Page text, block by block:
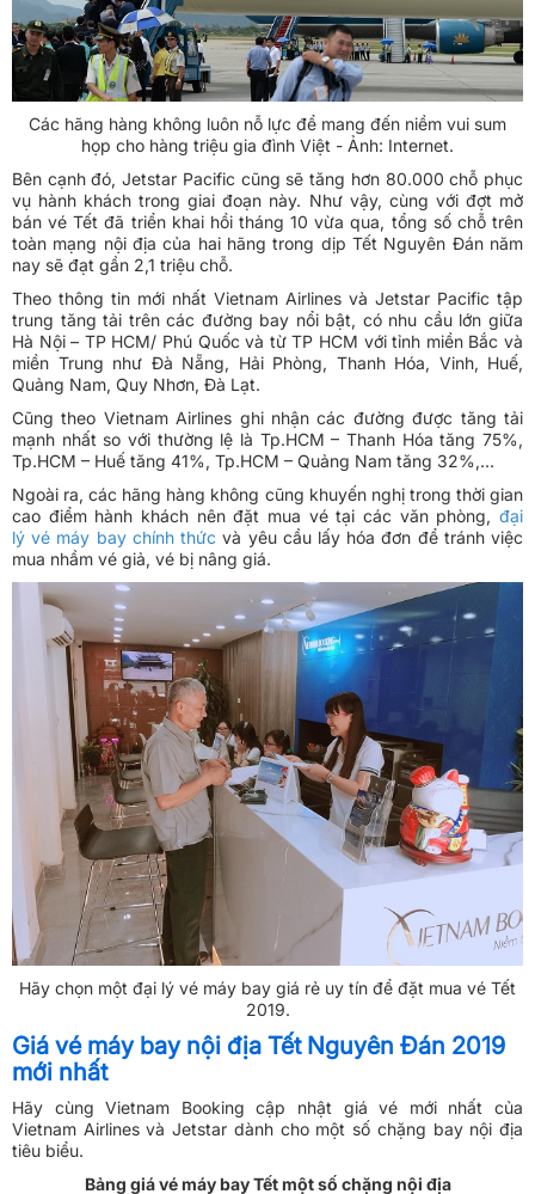
Các hãng hàng không luôn nỗ lực để mang đến niềm vui sum
họp cho hàng triệu gia đình Việt - Ảnh: Internet.
Bên cạnh đó, Jetstar Pacific cũng sẽ tăng hơn 80.000 chỗ phục
vụ hành khách trong giai đoạn này. Như vậy, cùng với đợt mở
bán vé Tết đã triển khai hồi tháng 10 vừa qua, tổng số chỗ trên
toàn mạng nội địa của hai hãng trong dịp Tết Nguyên Đán năm
nay sẽ đạt gần 2,1 triệu chỗ.
Theo thông tin mới nhất Vietnam Airlines và Jetstar Pacific tập
trung tăng tải trên các đường bay nổi bật, có nhu cầu lớn giữa
Hà Nội – TP HCM/ Phú Quốc và từ TP HCM với tỉnh miền Bắc và
miền Trung như Đà Nẵng, Hải Phòng, Thanh Hóa, Vinh, Huế,
Quảng Nam, Quy Nhơn, Đà Lạt.
Cũng theo Vietnam Airlines ghi nhận các đường được tăng tải
mạnh nhất so với thường lệ là Tp.HCM – Thanh Hóa tăng 75%,
Tp.HCM – Huế tăng 41%, Tp.HCM – Quảng Nam tăng 32%,...
Ngoài ra, các hãng hàng không cũng khuyến nghị trong thời gian
cao điểm hành khách nên đặt mua vé tại các văn phòng, đại
lý vé máy bay chính thức và yêu cầu lấy hóa đơn để tránh việc
mua nhầm vé giả, vé bị nâng giá.
Hãy chọn một đại lý vé máy bay giá rẻ uy tín để đặt mua vé Tết
2019.
Giá vé máy bay nội địa Tết Nguyên Đán 2019
mới nhất
Hãy cùng Vietnam Booking cập nhật giá vé mới nhất của
Vietnam Airlines và Jetstar dành cho một số chặng bay nội địa
tiêu biểu.
Bảng giá vé máy bay Tết một số chặng nội địa